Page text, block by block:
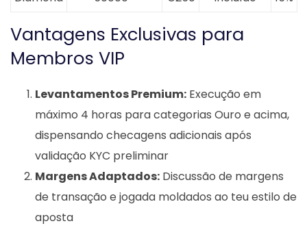
Vantagens Exclusivas para
Membros VIP
Levantamentos Premium: Execução em
máximo 4 horas para categorias Ouro e acima,
dispensando checagens adicionais após
validação KYC preliminar
Margens Adaptados: Discussão de margens
de transação e jogada moldados ao teu estilo de
aposta